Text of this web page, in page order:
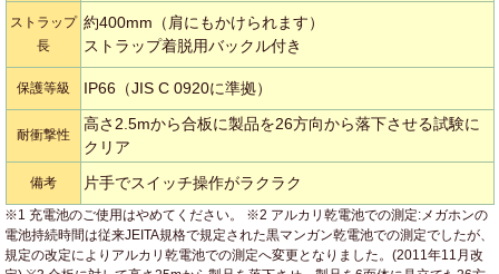
ストラップ
長
約400mm（肩にもかけられます）
ストラップ着脱用バックル付き
保護等級 IP66（JIS C 0920に準拠）
耐衝撃性
高さ2.5mから合板に製品を26方向から落下させる試験に
クリア
備考 片手でスイッチ操作がラクラク
※1 充電池のご使用はやめてください。 ※2 アルカリ乾電池での測定:メガホンの
電池持続時間は従来JEITA規格で規定された黒マンガン乾電池での測定でしたが、
規定の改定によりアルカリ乾電池での測定へ変更となりました。(2011年11月改